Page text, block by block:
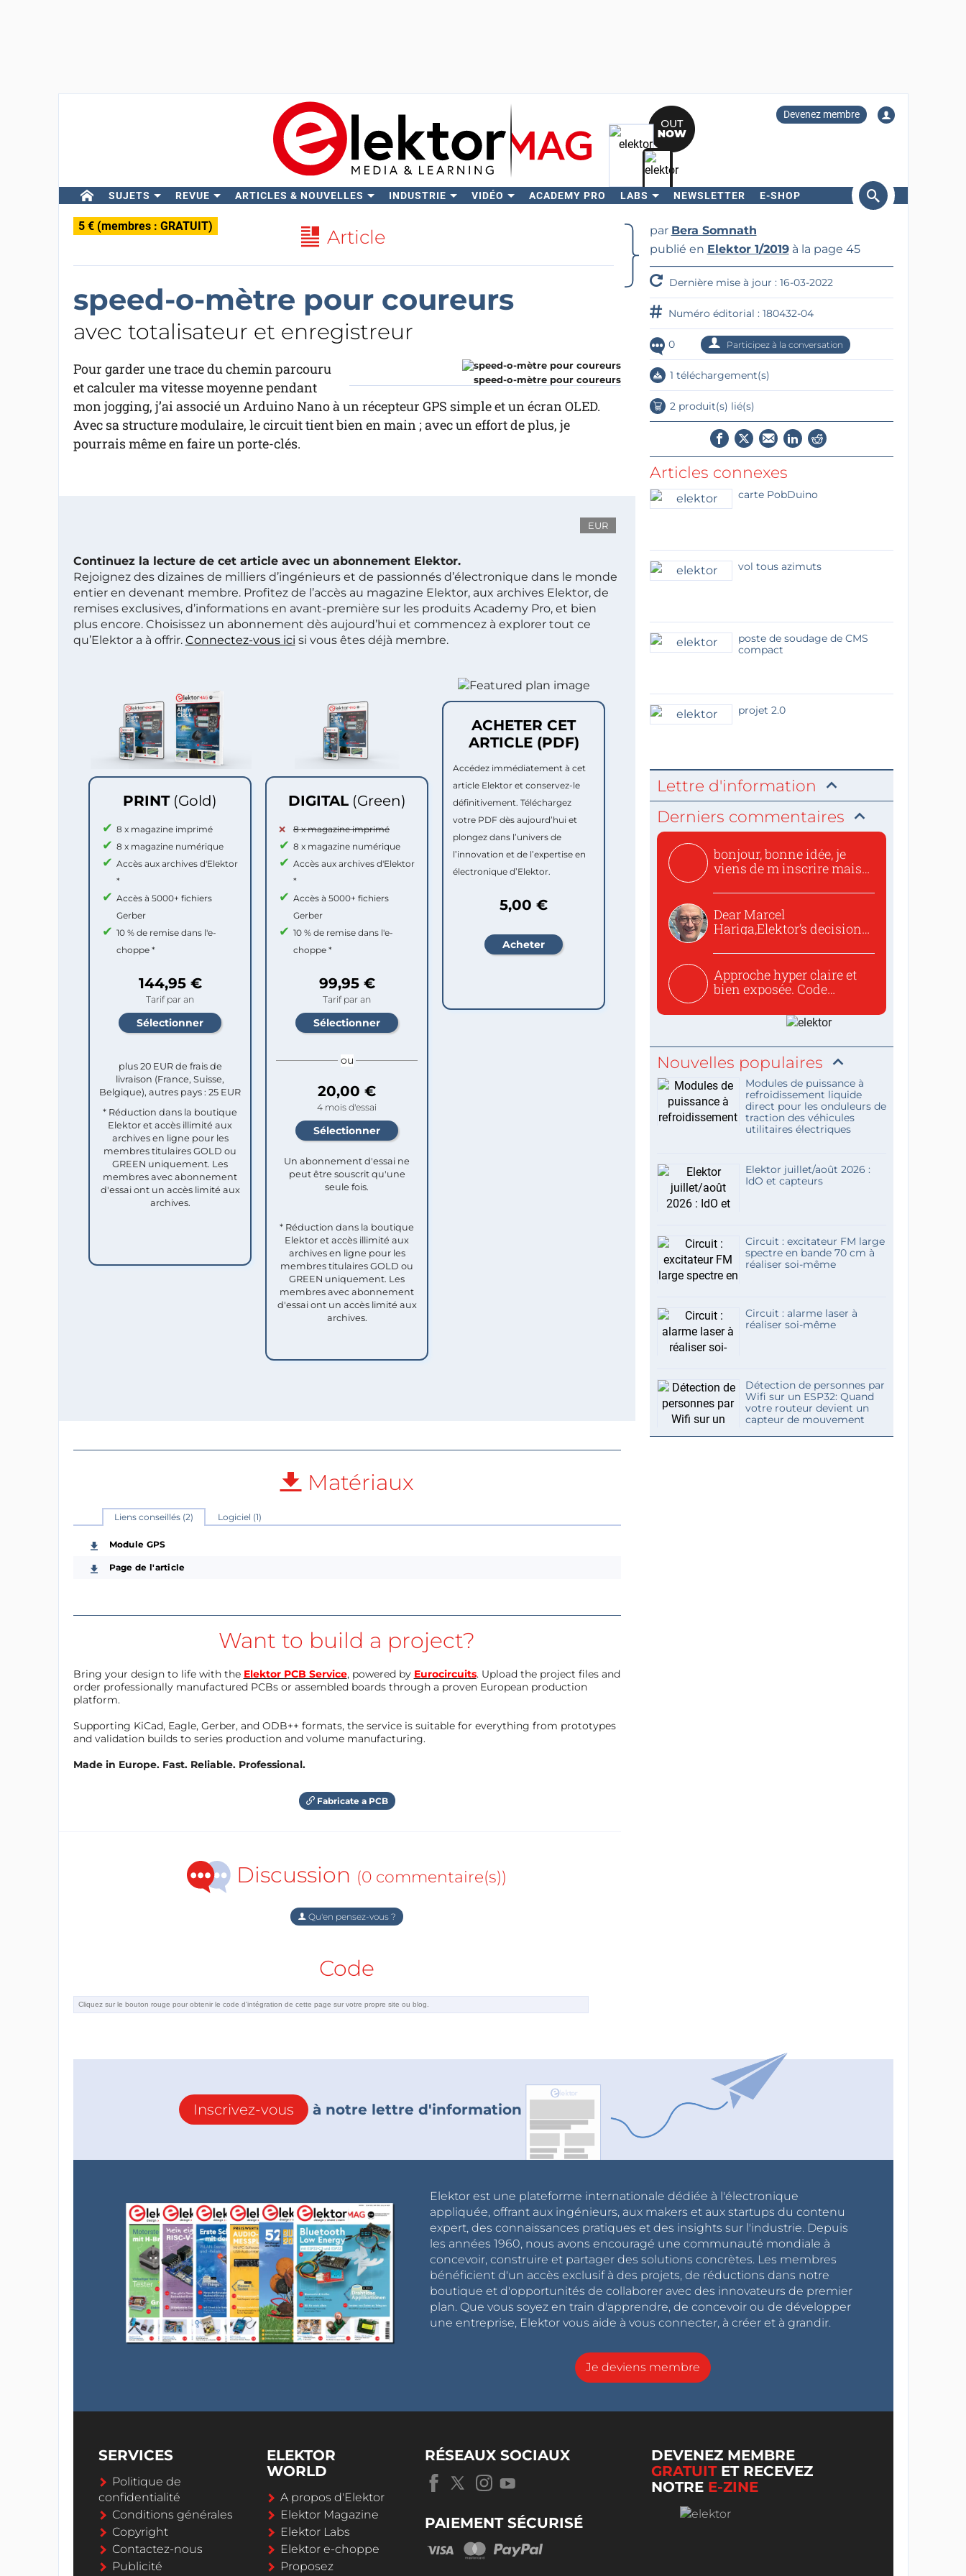
Devenez membre
SUJETS REVUE ARTICLES & NOUVELLES INDUSTRIE VIDÉO ACADEMY PRO LABS NEWSLETTER E-SHOP
Rechercher
5 € (membres : GRATUIT) Article
speed-o-mètre pour coureurs
avec totalisateur et enregistreur
speed-o-mètre pour coureurs
Pour garder une trace du chemin parcouru
et calculer ma vitesse moyenne pendant
mon jogging, j’ai associé un Arduino Nano à un récepteur GPS simple et un écran OLED.
Avec sa structure modulaire, le circuit tient bien en main ; avec un effort de plus, je
pourrais même en faire un porte-clés.
EUR
Continuez la lecture de cet article avec un abonnement Elektor.
Rejoignez des dizaines de milliers d’ingénieurs et de passionnés d’électronique dans le monde
entier en devenant membre. Profitez de l’accès au magazine Elektor, aux archives Elektor, de
remises exclusives, d’informations en avant-première sur les produits Academy Pro, et bien
plus encore. Choisissez un abonnement dès aujourd’hui et commencez à explorer tout ce
qu’Elektor a à offrir. Connectez-vous ici si vous êtes déjà membre.
PRINT (Gold)
8 x magazine imprimé
8 x magazine numérique
Accès aux archives d'Elektor
*
Accès à 5000+ fichiers
Gerber
10 % de remise dans l'e-
choppe *
144,95 €
Tarif par an
plus 20 EUR de frais de
livraison (France, Suisse,
Belgique), autres pays : 25 EUR
* Réduction dans la boutique
Elektor et accès illimité aux
archives en ligne pour les
membres titulaires GOLD ou
GREEN uniquement. Les
membres avec abonnement
d'essai ont un accès limité aux
archives.
DIGITAL (Green)
8 x magazine imprimé
8 x magazine numérique
Accès aux archives d'Elektor
*
Accès à 5000+ fichiers
Gerber
10 % de remise dans l'e-
choppe *
99,95 €
Tarif par an
ou
20,00 €
4 mois d'essai
Un abonnement d'essai ne
peut être souscrit qu'une
seule fois.​
* Réduction dans la boutique
Elektor et accès illimité aux
archives en ligne pour les
membres titulaires GOLD ou
GREEN uniquement. Les
membres avec abonnement
d'essai ont un accès limité aux
archives.
ACHETER CET
ARTICLE (PDF)
Accédez immédiatement à cet
article Elektor et conservez-le
définitivement. Téléchargez
votre PDF dès aujourd’hui et
plongez dans l’univers de
l’innovation et de l’expertise en
électronique d’Elektor.
5,00 €
Matériaux
Liens conseillés (2) Logiciel (1)
Module GPS
Page de l'article
Want to build a project?
Bring your design to life with the Elektor PCB Service, powered by Eurocircuits. Upload the project files and
order professionally manufactured PCBs or assembled boards through a proven European production
platform.
Supporting KiCad, Eagle, Gerber, and ODB++ formats, the service is suitable for everything from prototypes
and validation builds to series production and volume manufacturing.
Made in Europe. Fast. Reliable. Professional.
Fabricate a PCB
Discussion (0 commentaire(s))
Qu'en pensez-vous ?
Code
par Bera Somnath
publié en Elektor 1/2019à la page 45
Dernière mise à jour : 16-03-2022
Numéro éditorial : 180432-04
0 Participez à la conversation
1 téléchargement(s)
2 produit(s) lié(s)
Articles connexes
carte PobDuino
vol tous azimuts
poste de soudage de CMS
compact
projet 2.0
Lettre d'information
Derniers commentaires
bonjour, bonne idée, je
viens de m inscrire mais
Dear Marcel
Hariga,Elektor’s decision
Approche hyper claire et
bien exposée. Code
Nouvelles populaires
Modules de puissance à
refroidissement liquide
direct pour les onduleurs de
traction des véhicules
utilitaires électriques
Elektor juillet/août 2026 :
IdO et capteurs
Circuit : excitateur FM large
spectre en bande 70 cm à
réaliser soi-même
Circuit : alarme laser à
réaliser soi-même
Détection de personnes par
Wifi sur un ESP32: Quand
votre routeur devient un
capteur de mouvement
Inscrivez-vous à notre lettre d'information
Elektor est une plateforme internationale dédiée à l'électronique
appliquée, offrant aux ingénieurs, aux makers et aux startups du contenu
expert, des connaissances pratiques et des insights sur l'industrie. Depuis
les années 1960, nous avons encouragé une communauté mondiale à
concevoir, construire et partager des solutions concrètes. Les membres
bénéficient d'un accès exclusif à des projets, de réductions dans notre
boutique et d'opportunités de collaborer avec des innovateurs de premier
plan. Que vous soyez en train d'apprendre, de concevoir ou de développer
une entreprise, Elektor vous aide à vous connecter, à créer et à grandir.
Je deviens membre
SERVICES
Politique de
confidentialité
Conditions générales
Copyright
Contactez-nous
Publicité
ELEKTOR
WORLD
A propos d'Elektor
Elektor Magazine
Elektor Labs
Elektor e-choppe
Proposez
RÉSEAUX SOCIAUX
PAIEMENT SÉCURISÉ
DEVENEZ MEMBRE
GRATUITET RECEVEZ
NOTRE E-ZINE